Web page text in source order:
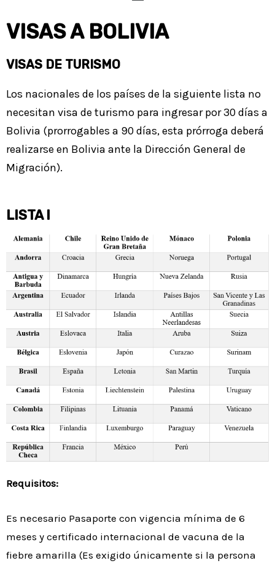
VISAS A BOLIVIA
VISAS DE TURISMO
Los nacionales de los países de la siguiente lista no
necesitan visa de turismo para ingresar por 30 días a
Bolivia (prorrogables a 90 días, esta prórroga deberá
realizarse en Bolivia ante la Dirección General de
Migración).
LISTA I
Requisitos:
Es necesario Pasaporte con vigencia mínima de 6
meses y certificado internacional de vacuna de la
fiebre amarilla (Es exigido únicamente si la persona